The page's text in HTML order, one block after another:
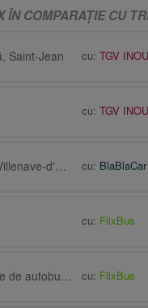
COMPARAŢIE CU
Saint-Jean cu: TGV
cu: TGV
Bordeaux prin Villenave-d'Ornon cu: BlaBlaCar
cu: FlixBus
Bordeaux, Staţie de autobuz, Floirac Dravemont cu: FlixBus